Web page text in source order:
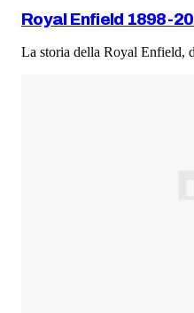
Royal Enfield 1898-
La storia della Royal Enfield,